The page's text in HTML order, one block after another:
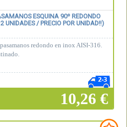
ESQUINA 90º REDONDO
UNIDADES / PRECIO POR UNIDAD!!)
redondo en inox AISI-316.
10,26 €